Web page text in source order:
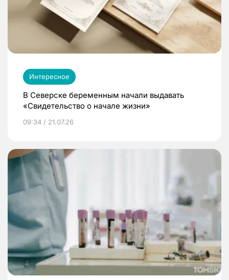
Интересное
В Северске беременным начали выдавать
«Свидетельство о начале жизни»
09:34 / 21.07.26